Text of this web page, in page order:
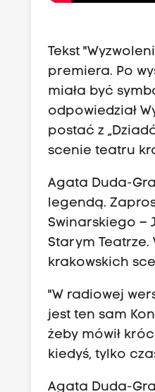
Tekst
premiera. Po
miała być
odpowiedział
postać z
scenie teatru
Agata Duda-
legendą.
Swinarskiego –
Starym
krakowskich
"W radiowej
jest ten sam
żeby mówił
kiedyś, tylko
Agata Duda-